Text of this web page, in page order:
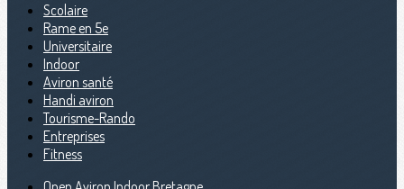
Scolaire
Rame en 5e
Universitaire
Indoor
Aviron santé
Handi aviron
Tourisme-Rando
Entreprises
Fitness